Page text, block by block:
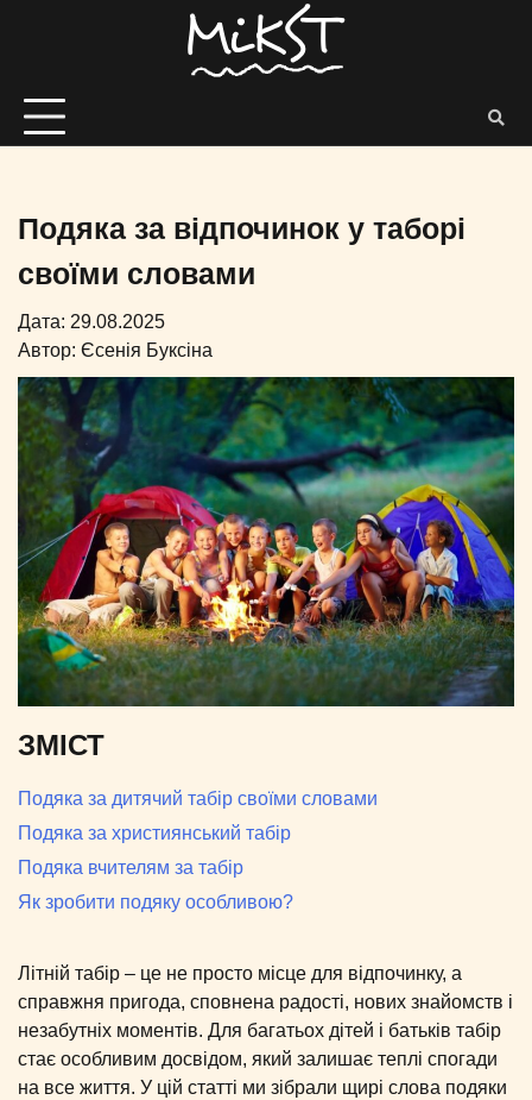
Подяка за відпочинок у таборі
своїми словами
Дата: 29.08.2025
Автор: Єсенія Буксіна
ЗМІСТ
Подяка за дитячий табір своїми словами
Подяка за християнський табір
Подяка вчителям за табір
Як зробити подяку особливою?
Літній табір – це не просто місце для відпочинку, а
справжня пригода, сповнена радості, нових знайомств і
незабутніх моментів. Для багатьох дітей і батьків табір
стає особливим досвідом, який залишає теплі спогади
на все життя. У цій статті ми зібрали щирі слова подяки